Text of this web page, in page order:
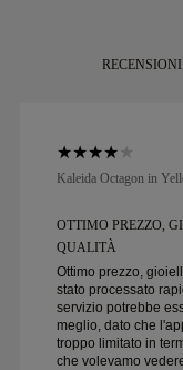
Kaleida Octagon in
OTTIMO PREZZO,
QUALITÀ
Ottimo prezzo,
stato processato
servizio potrebbe
meglio, dato che
troppo limitato in
che volevamo